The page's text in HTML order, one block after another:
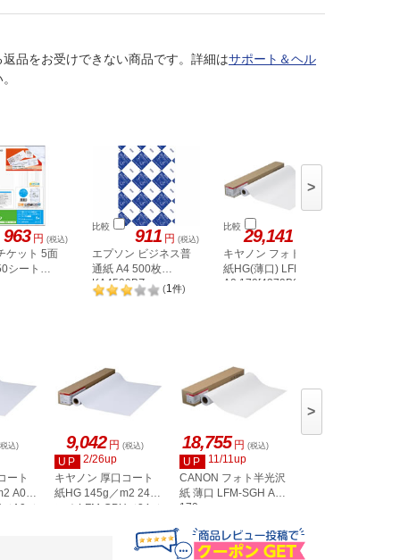
品をお受けできない商品です。詳細はサポート＆ヘル
963 円 (税込)
ケット 5面
シート
比較 911 円 (税込)
エプソン ビジネス普
通紙 A4 500枚
KA4500BZ
(1件)
比較 29,141
キヤノン フォト光沢
紙HG(薄口) LFM-GPH
A0 170[4379B006]
>
込)
ート
A0サ
A0／
9,042 円 (税込)
UP
2/26up
キヤノン 厚口コート
紙HG 145g／m2 24イ
ンチ LFM-CPH／24／
18,755 円 (税込)
UP
11/11up
CANON フォト半光沢
紙 薄口 LFM-SGH A1
170
>